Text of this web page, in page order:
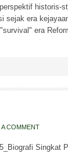
historis-
sejak era
era
A COMMENT
Singkat